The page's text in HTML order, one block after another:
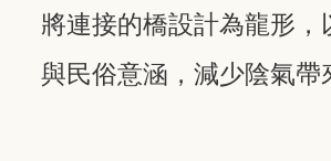
將連接的橋設計為龍形，
與民俗意涵，減少陰氣帶